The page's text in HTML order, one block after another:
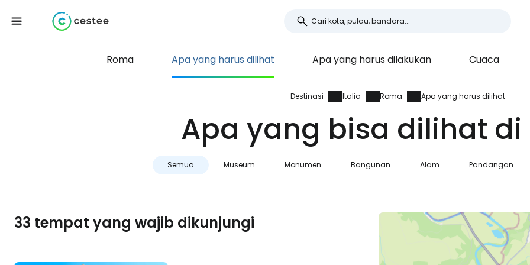
Roma Apa yang harus dilihat Apa yang harus dilakukan Cuaca
Destinasi Italia Roma Apa yang harus dilihat
Apa yang bisa dilihat di
Semua Museum Monumen Bangunan Alam Pandangan
33 tempat yang wajib dikunjungi